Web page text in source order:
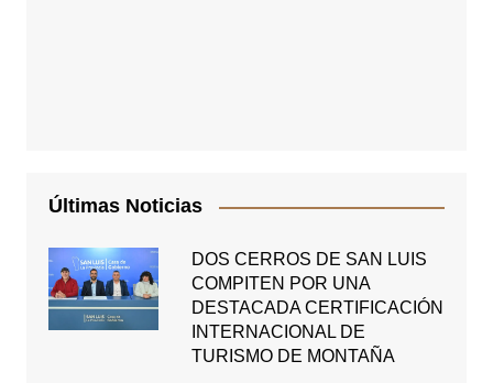
Últimas Noticias
DOS CERROS DE SAN LUIS
COMPITEN POR UNA
DESTACADA CERTIFICACIÓN
INTERNACIONAL DE
TURISMO DE MONTAÑA